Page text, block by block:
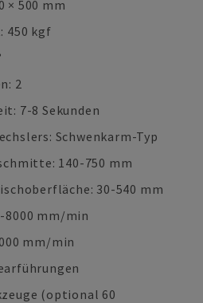
× 500 mm
450 kgf
2
7-8 Sekunden
Schwenkarm-Typ
140-750 mm
30-540 mm
8000 mm/min
mm/min
(optional 60